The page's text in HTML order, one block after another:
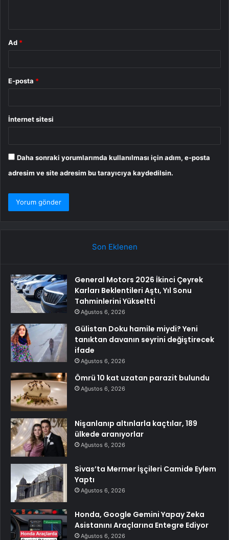
Ad *
E-posta *
İnternet sitesi
Daha sonraki yorumlarımda kullanılması için adım, e-posta
adresim ve site adresim bu tarayıcıya kaydedilsin.
Son Eklenen
General Motors 2026 İkinci Çeyrek
Karları Beklentileri Aştı, Yıl Sonu
Tahminlerini Yükseltti
Ağustos 6, 2026
Gülistan Doku hamile miydi? Yeni
tanıktan davanın seyrini değiştirecek
ifade
Ağustos 6, 2026
Ömrü 10 kat uzatan parazit bulundu
Ağustos 6, 2026
Nişanlanıp altınlarla kaçtılar, 189
ülkede aranıyorlar
Ağustos 6, 2026
Sivas’ta Mermer İşçileri Camide Eylem
Yaptı
Ağustos 6, 2026
Honda, Google Gemini Yapay Zeka
Asistanını Araçlarına Entegre Ediyor
Ağustos 6, 2026